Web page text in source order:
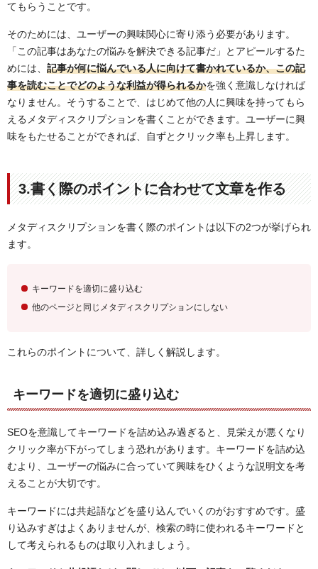
てもらうことです。
そのためには、ユーザーの興味関心に寄り添う必要があります。
「この記事はあなたの悩みを解決できる記事だ」とアピールするた
めには、 記事が何に悩んでいる人に向けて書かれているか、この記
事を読むことでどのような利益が得られるかを強く意識しなければ
なりません。そうすることで、はじめて他の人に興味を持ってもら
えるメタディスクリプションを書くことができます。ユーザーに興
味をもたせることができれば、自ずとクリック率も上昇します。
3.書く際のポイントに合わせて文章を作る
メタディスクリプションを書く際のポイントは以下の2つが挙げられ
ます。
キーワードを適切に盛り込む
他のページと同じメタディスクリプションにしない
これらのポイントについて、詳しく解説します。
キーワードを適切に盛り込む
SEOを意識してキーワードを詰め込み過ぎると、見栄えが悪くなり
クリック率が下がってしまう恐れがあります。キーワードを詰め込
むより、ユーザーの悩みに合っていて興味をひくような説明文を考
えることが大切です。
キーワードには共起語などを盛り込んでいくのがおすすめです。盛
り込みすぎはよくありませんが、検索の時に使われるキーワードと
して考えられるものは取り入れましょう。